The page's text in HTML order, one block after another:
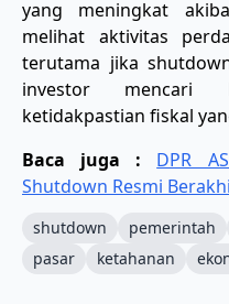
yang meningkat
melihat aktivitas
terutama jika
investor mencari
ketidakpastian fiskal
Baca juga : DPR
Shutdown Resmi
shutdown pemerintah
pasar
ketahanan